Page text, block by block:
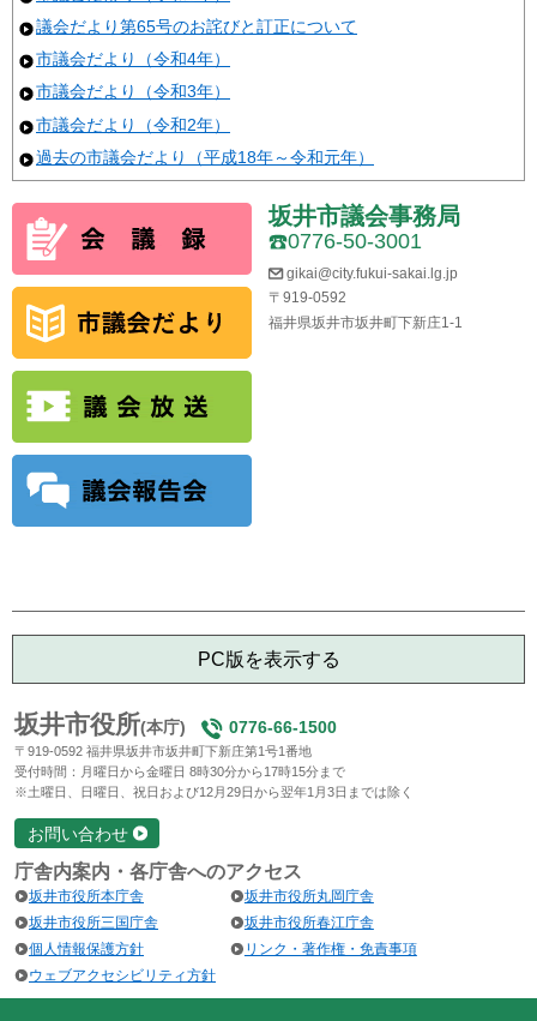
議会だより第65号のお詫びと訂正について
市議会だより（令和4年）
市議会だより（令和3年）
市議会だより（令和2年）
過去の市議会だより（平成18年～令和元年）
坂井市議会事務局
0776-50-3001
gikai@city.fukui-sakai.lg.jp
〒919-0592
福井県坂井市坂井町下新庄1-1
PC版を表示する
坂井市役所(本庁) 0776-66-1500
〒919-0592 福井県坂井市坂井町下新庄第1号1番地
受付時間：月曜日から金曜日 8時30分から17時15分まで
※土曜日、日曜日、祝日および12月29日から翌年1月3日までは除く
お問い合わせ
庁舎内案内・各庁舎へのアクセス
坂井市役所本庁舎
坂井市役所丸岡庁舎
坂井市役所三国庁舎
坂井市役所春江庁舎
個人情報保護方針
リンク・著作権・免責事項
ウェブアクセシビリティ方針